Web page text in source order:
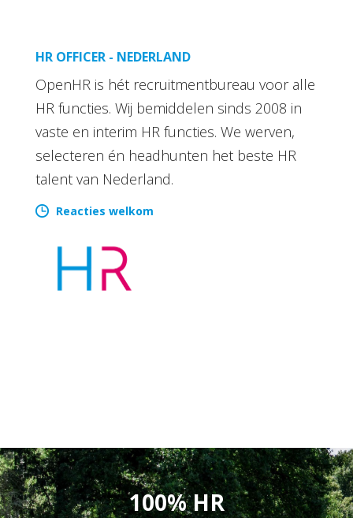
HR OFFICER - NEDERLAND
OpenHR is hét recruitmentbureau voor alle
HR functies. Wij bemiddelen sinds 2008 in
vaste en interim HR functies. We werven,
selecteren én headhunten het beste HR
talent van Nederland.
Reacties welkom
100% HR